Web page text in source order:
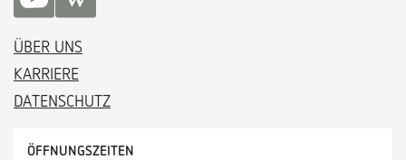
ÜBER UNS
KARRIERE
DATENSCHUTZ
ÖFFNUNGSZEITEN